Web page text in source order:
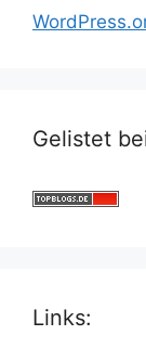
Gelistet
Links: